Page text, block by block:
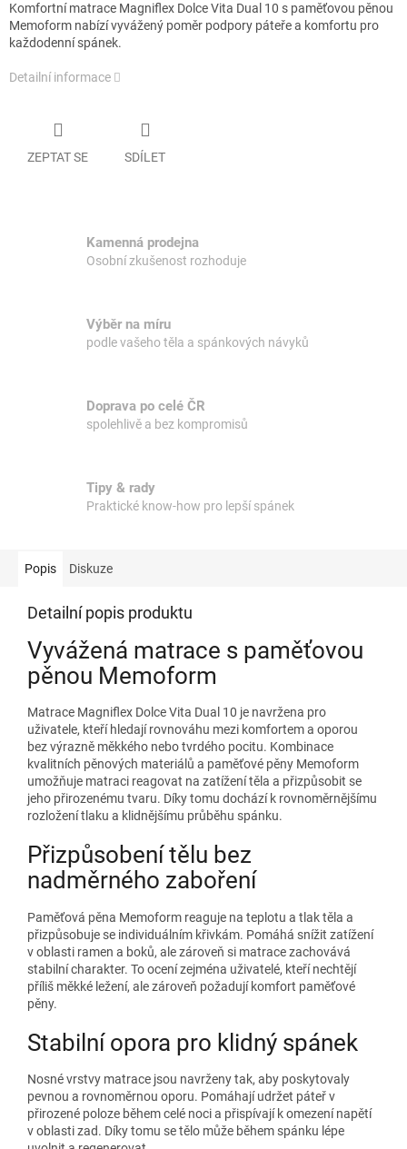
Komfortní matrace Magniflex Dolce Vita Dual 10 s paměťovou pěnou
Memoform nabízí vyvážený poměr podpory páteře a komfortu pro
každodenní spánek.
Detailní informace
ZEPTAT SE SDÍLET
Kamenná prodejna
Osobní zkušenost rozhoduje
Výběr na míru
podle vašeho těla a spánkových návyků
Doprava po celé ČR
spolehlivě a bez kompromisů
Tipy & rady
Praktické know-how pro lepší spánek
Popis Diskuze
Detailní popis produktu
Vyvážená matrace s paměťovou
pěnou Memoform
Matrace Magniflex Dolce Vita Dual 10 je navržena pro
uživatele, kteří hledají rovnováhu mezi komfortem a oporou
bez výrazně měkkého nebo tvrdého pocitu. Kombinace
kvalitních pěnových materiálů a paměťové pěny Memoform
umožňuje matraci reagovat na zatížení těla a přizpůsobit se
jeho přirozenému tvaru. Díky tomu dochází k rovnoměrnějšímu
rozložení tlaku a klidnějšímu průběhu spánku.
Přizpůsobení tělu bez
nadměrného zaboření
Paměťová pěna Memoform reaguje na teplotu a tlak těla a
přizpůsobuje se individuálním křivkám. Pomáhá snížit zatížení
v oblasti ramen a boků, ale zároveň si matrace zachovává
stabilní charakter. To ocení zejména uživatelé, kteří nechtějí
příliš měkké ležení, ale zároveň požadují komfort paměťové
pěny.
Stabilní opora pro klidný spánek
Nosné vrstvy matrace jsou navrženy tak, aby poskytovaly
pevnou a rovnoměrnou oporu. Pomáhají udržet páteř v
přirozené poloze během celé noci a přispívají k omezení napětí
v oblasti zad. Díky tomu se tělo může během spánku lépe